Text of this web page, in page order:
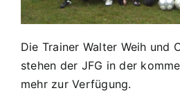
Die Trainer Walter Weih und
stehen der JFG in der
mehr zur Verfügung.